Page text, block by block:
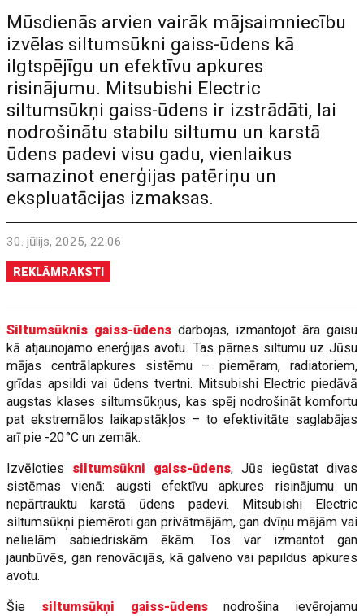
Mūsdienās arvien vairāk mājsaimniecību
izvēlas siltumsūkni gaiss-ūdens kā
ilgtspējīgu un efektīvu apkures
risinājumu. Mitsubishi Electric
siltumsūkņi gaiss-ūdens ir izstrādāti, lai
nodrošinātu stabilu siltumu un karstā
ūdens padevi visu gadu, vienlaikus
samazinot enerģijas patēriņu un
ekspluatācijas izmaksas.
30. jūlijs, 2025, 22:06
REKLĀMRAKSTI
Siltumsūknis gaiss-ūdens darbojas, izmantojot āra gaisu
kā atjaunojamo enerģijas avotu. Tas pārnes siltumu uz Jūsu
mājas centrālapkures sistēmu – piemēram, radiatoriem,
grīdas apsildi vai ūdens tvertni. Mitsubishi Electric piedāvā
augstas klases siltumsūkņus, kas spēj nodrošināt komfortu
pat ekstremālos laikapstākļos – to efektivitāte saglabājas
arī pie -20 °C un zemāk.
Izvēloties siltumsūkni gaiss-ūdens, Jūs iegūstat divas
sistēmas vienā: augsti efektīvu apkures risinājumu un
nepārtrauktu karstā ūdens padevi. Mitsubishi Electric
siltumsūkņi piemēroti gan privātmājām, gan dvīņu mājām vai
nelielām sabiedriskām ēkām. Tos var izmantot gan
jaunbūvēs, gan renovācijās, kā galveno vai papildus apkures
avotu.
Šie siltumsūkņi gaiss-ūdensnodrošina ievērojamu